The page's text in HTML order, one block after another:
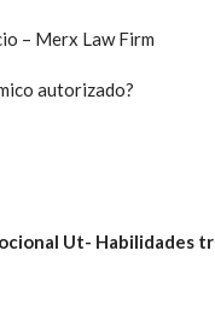
– Merx Law Firm
autorizado?
Ut- Habilidades